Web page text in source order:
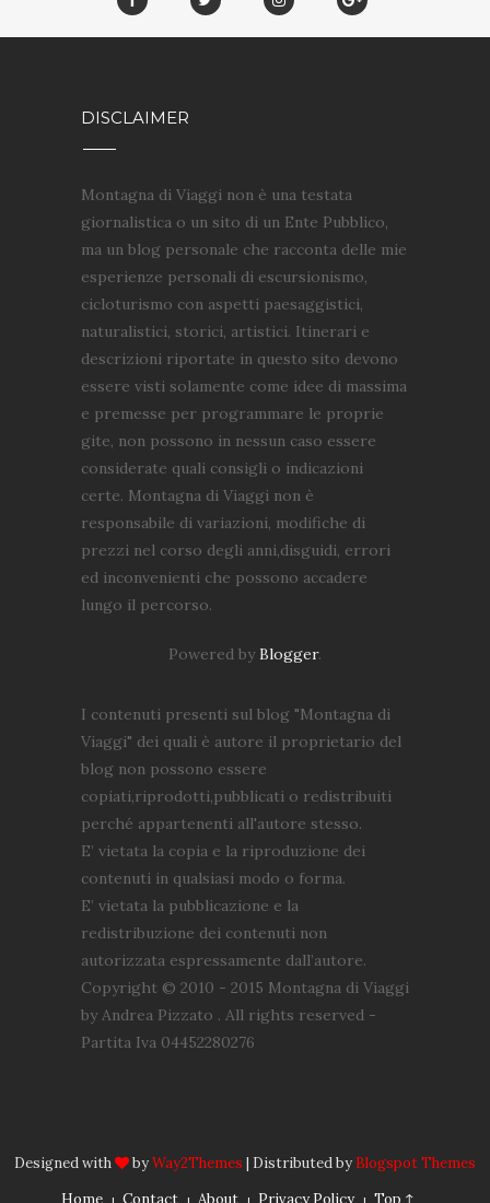
DISCLAIMER
Montagna di Viaggi non è una testata
giornalistica o un sito di un Ente Pubblico,
ma un blog personale che racconta delle mie
esperienze personali di escursionismo,
cicloturismo con aspetti paesaggistici,
naturalistici, storici, artistici. Itinerari e
descrizioni riportate in questo sito devono
essere visti solamente come idee di massima
e premesse per programmare le proprie
gite, non possono in nessun caso essere
considerate quali consigli o indicazioni
certe. Montagna di Viaggi non è
responsabile di variazioni, modifiche di
prezzi nel corso degli anni,disguidi, errori
ed inconvenienti che possono accadere
lungo il percorso.
Powered byBlogger.
I contenuti presenti sul blog "Montagna di
Viaggi" dei quali è autore il proprietario del
blog non possono essere
copiati,riprodotti,pubblicati o redistribuiti
perché appartenenti all'autore stesso.
E’ vietata la copia e la riproduzione dei
contenuti in qualsiasi modo o forma.
E’ vietata la pubblicazione e la
redistribuzione dei contenuti non
autorizzata espressamente dall’autore.
Copyright © 2010 - 2015 Montagna di Viaggi
by Andrea Pizzato . All rights reserved -
Partita Iva 04452280276
Designed with byWay2Themes | Distributed by Blogspot Themes